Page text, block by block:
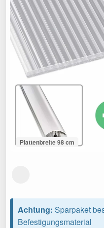
Plattenbreite 98 cm
Achtung: Sparpaket
Befestigungsmaterial